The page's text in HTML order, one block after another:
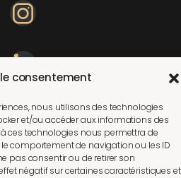
consentement
nous utilisons des technologies
et/ou accéder aux informations des
ces technologies nous permettra de
comportement de navigation ou les ID
pas consentir ou de retirer son
négatif sur certaines caractéristiques et